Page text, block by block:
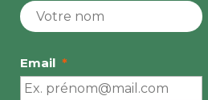
Email *